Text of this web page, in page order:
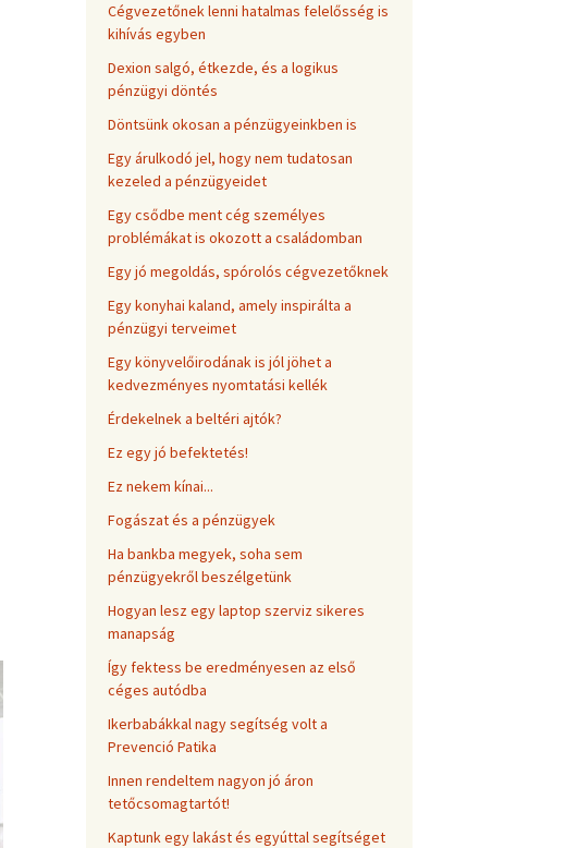
Cégvezetőnek lenni hatalmas felelősség is
kihívás egyben
Dexion salgó, étkezde, és a logikus
pénzügyi döntés
Döntsünk okosan a pénzügyeinkben is
Egy árulkodó jel, hogy nem tudatosan
kezeled a pénzügyeidet
Egy csődbe ment cég személyes
problémákat is okozott a családomban
Egy jó megoldás, spórolós cégvezetőknek
Egy konyhai kaland, amely inspirálta a
pénzügyi terveimet
Egy könyvelőirodának is jól jöhet a
kedvezményes nyomtatási kellék
Érdekelnek a beltéri ajtók?
Ez egy jó befektetés!
Ez nekem kínai...
Fogászat és a pénzügyek
Ha bankba megyek, soha sem
pénzügyekről beszélgetünk
Hogyan lesz egy laptop szerviz sikeres
manapság
Így fektess be eredményesen az első
céges autódba
Ikerbabákkal nagy segítség volt a
Prevenció Patika
Innen rendeltem nagyon jó áron
tetőcsomagtartót!
Kaptunk egy lakást és egyúttal segítséget